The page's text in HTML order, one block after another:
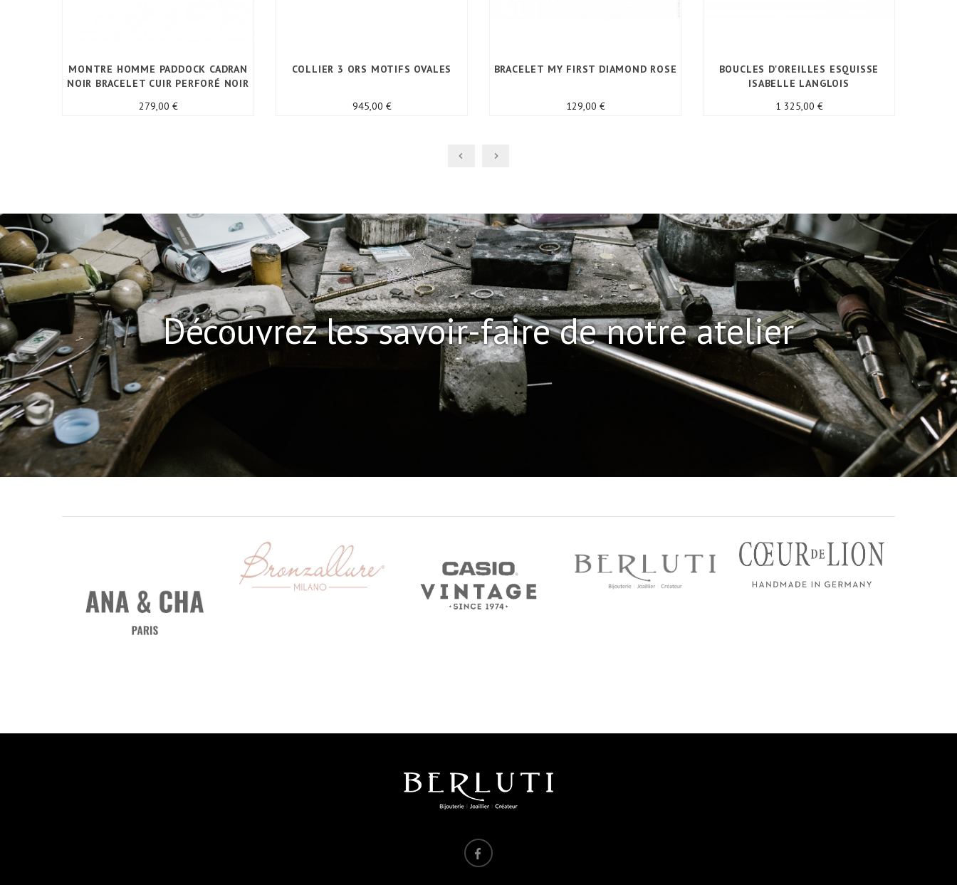
MONTRE HOMME PADDOCK CADRAN
NOIR BRACELET CUIR PERFORÉ NOIR
279,00 €Prix
COLLIER 3 ORS MOTIFS OVALES
945,00 €Prix
BRACELET MY FIRST DIAMOND ROSE
129,00 €Prix
BOUCLES D'OREILLES ESQUISSE
ISABELLE LANGLOIS
1 325,00 €Prix
Découvrez les savoir-faire de notre atelier